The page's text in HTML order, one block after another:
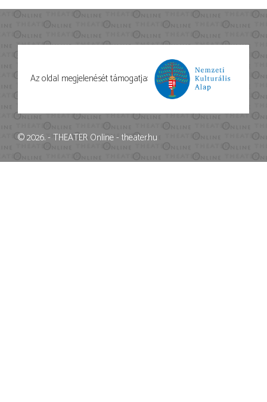
Az oldal megjelenését támogatja:
© 2026. - THEATER Online -theater.hu